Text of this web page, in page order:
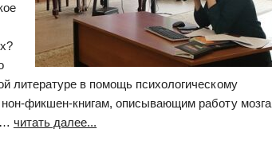
литературе в помощь психологическому
фикшен-книгам, описывающим работу мозга
… читать далее...